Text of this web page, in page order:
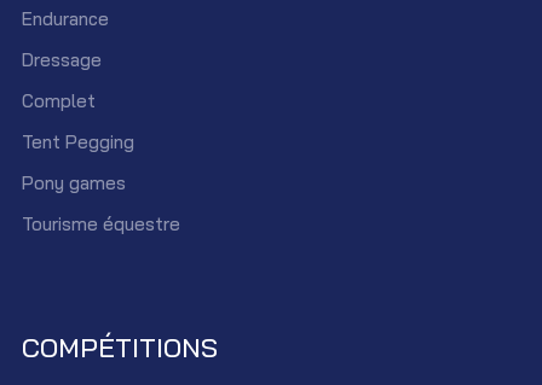
Endurance
Dressage
Complet
Tent Pegging
Pony games
Tourisme équestre
COMPÉTITIONS